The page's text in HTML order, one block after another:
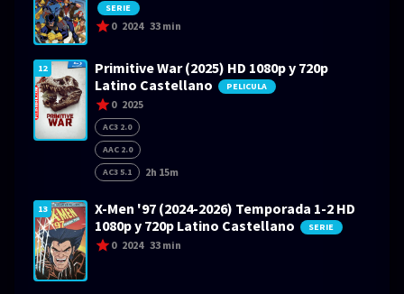
SERIE
0 2024 33 min
12
Primitive War (2025) HD 1080p y 720p
Latino Castellano
PELICULA
0 2025
AC3 2.0
AAC 2.0
AC3 5.1
2h 15m
13
X-Men '97 (2024-2026) Temporada 1-2 HD
1080p y 720p Latino Castellano
SERIE
0 2024 33 min